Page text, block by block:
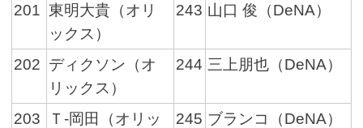
201 東明大貴（オリ
ックス）
243 山口 俊（DeNA）
202 ディクソン（オ
リックス）
244 三上朋也（DeNA）
203
Ｔ-岡田（オリッ
245 ブランコ（DeNA）